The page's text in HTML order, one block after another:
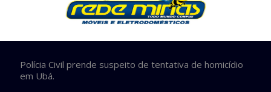
Polícia Civil prende suspeito de tentativa de homicídio
em Ubá.